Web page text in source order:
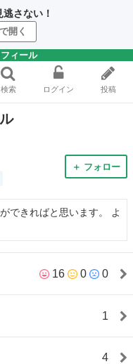
さない！
開く
ィール
検索 ログイン 投稿
＋ フォロー
できればと思います。 よ
16 0 0
1
4